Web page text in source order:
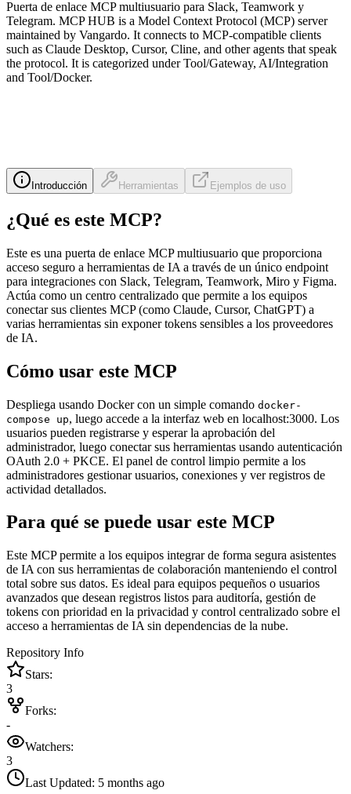
Puerta de enlace MCP multiusuario para Slack, Teamwork y
Telegram. MCP HUB is a Model Context Protocol (MCP) server
maintained by Vangardo. It connects to MCP-compatible clients
such as Claude Desktop, Cursor, Cline, and other agents that speak
the protocol. It is categorized under Tool/Gateway, AI/Integration
and Tool/Docker.
Introducción Herramientas Ejemplos de uso
¿Qué es este MCP?
Este es una puerta de enlace MCP multiusuario que proporciona
acceso seguro a herramientas de IA a través de un único endpoint
para integraciones con Slack, Telegram, Teamwork, Miro y Figma.
Actúa como un centro centralizado que permite a los equipos
conectar sus clientes MCP (como Claude, Cursor, ChatGPT) a
varias herramientas sin exponer tokens sensibles a los proveedores
de IA.
Cómo usar este MCP
Despliega usando Docker con un simple comando docker-
compose up, luego accede a la interfaz web en localhost:3000. Los
usuarios pueden registrarse y esperar la aprobación del
administrador, luego conectar sus herramientas usando autenticación
OAuth 2.0 + PKCE. El panel de control limpio permite a los
administradores gestionar usuarios, conexiones y ver registros de
actividad detallados.
Para qué se puede usar este MCP
Este MCP permite a los equipos integrar de forma segura asistentes
de IA con sus herramientas de colaboración manteniendo el control
total sobre sus datos. Es ideal para equipos pequeños o usuarios
avanzados que desean registros listos para auditoría, gestión de
tokens con prioridad en la privacidad y control centralizado sobre el
acceso a herramientas de IA sin dependencias de la nube.
Repository Info
Stars:
3
Forks:
-
Watchers:
3
Last Updated: 5 months ago